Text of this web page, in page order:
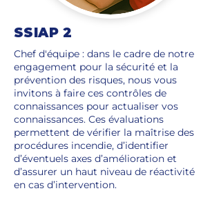
SSIAP 2
Chef d'équipe : dans le cadre de notre
engagement pour la sécurité et la
prévention des risques, nous vous
invitons à faire ces contrôles de
connaissances pour actualiser vos
connaissances. Ces évaluations
permettent de vérifier la maîtrise des
procédures incendie, d’identifier
d’éventuels axes d’amélioration et
d’assurer un haut niveau de réactivité
en cas d’intervention.